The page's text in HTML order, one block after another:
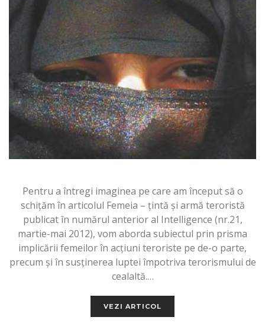
Pentru a întregi imaginea pe care am început să o
schiţăm în articolul Femeia – ţintă şi armă teroristă
publicat în numărul anterior al Intelligence (nr.21,
martie-mai 2012), vom aborda subiectul prin prisma
implicării femeilor în acţiuni teroriste pe de-o parte,
precum şi în susţinerea luptei împotriva terorismului de
cealaltă.…
VEZI ARTICOL